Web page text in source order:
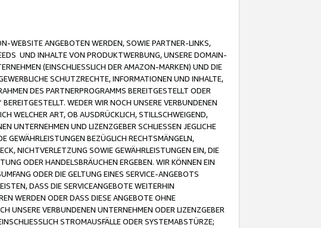
WEBSITE ANGEBOTEN WERDEN, SOWIE PARTNER-LINKS,
UND INHALTE VON PRODUKTWERBUNG, UNSERE DOMAIN-
(EINSCHLIESSLICH DER AMAZON-MARKEN) UND DIE
SCHUTZRECHTE, INFORMATIONEN UND INHALTE,
DES PARTNERPROGRAMMS BEREITGESTELLT ODER
WEDER WIR NOCH UNSERE VERBUNDENEN
WELCHER ART, OB AUSDRÜCKLICH, STILLSCHWEIGEND,
UNTERNEHMEN UND LIZENZGEBER SCHLIESSEN JEGLICHE
GEWÄHRLEISTUNGEN BEZÜGLICH RECHTSMÄNGELN,
NICHTVERLETZUNG SOWIE GEWÄHRLEISTUNGEN EIN, DIE
ODER HANDELSBRÄUCHEN ERGEBEN. WIR KÖNNEN EIN
ODER DIE GELTUNG EINES SERVICE-ANGEBOTS
DASS DIE SERVICEANGEBOTE WEITERHIN
WERDEN ODER DASS DIESE ANGEBOTE OHNE
UNSERE VERBUNDENEN UNTERNEHMEN ODER LIZENZGEBER
STROMAUSFÄLLE ODER SYSTEMABSTÜRZE;